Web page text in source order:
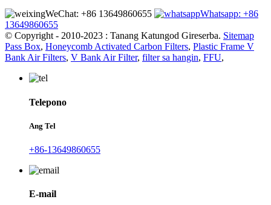
WeChat: +86 13649860655
Whatsapp: +86
13649860655
© Copyright - 2010-2023 : Tanang Katungod Gireserba. Sitemap
Pass Box, Honeycomb Activated Carbon Filters, Plastic Frame V
Bank Air Filters, V Bank Air Filter, filter sa hangin, FFU,
Telepono
Ang Tel
+86-13649860655
E-mail